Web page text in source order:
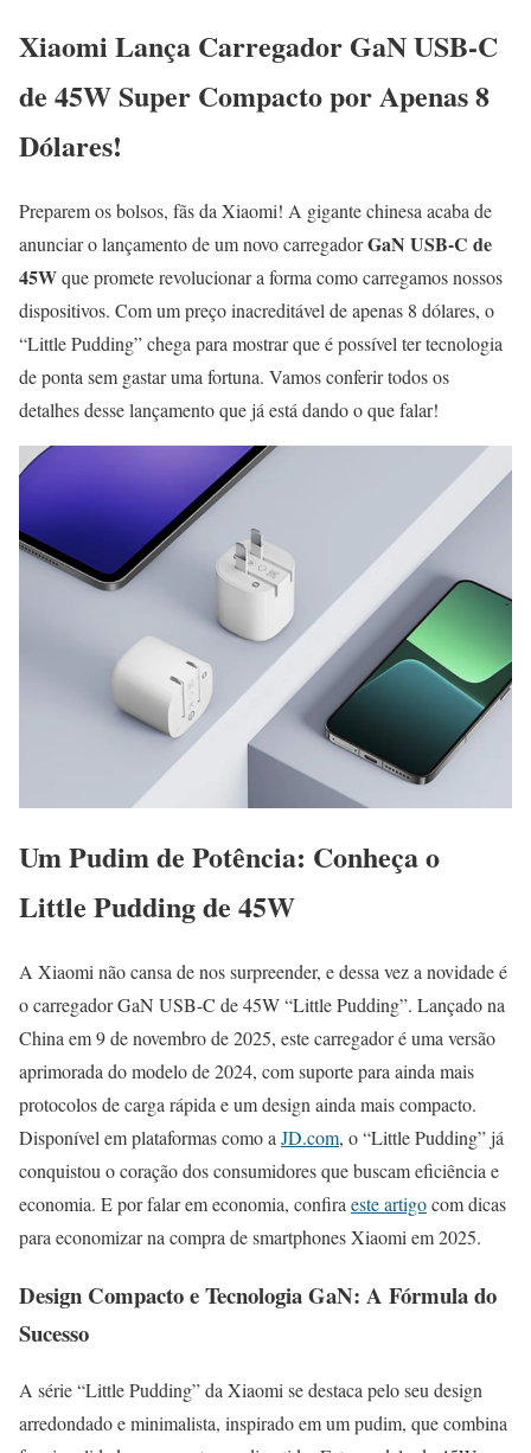
Xiaomi Lança Carregador GaN USB-C
de 45W Super Compacto por Apenas 8
Dólares!
Preparem os bolsos, fãs da Xiaomi! A gigante chinesa acaba de
anunciar o lançamento de um novo carregadorGaN USB-C de
45Wque promete revolucionar a forma como carregamos nossos
dispositivos. Com um preço inacreditável de apenas 8 dólares, o
“Little Pudding” chega para mostrar que é possível ter tecnologia
de ponta sem gastar uma fortuna. Vamos conferir todos os
detalhes desse lançamento que já está dando o que falar!
Um Pudim de Potência: Conheça o
Little Pudding de 45W
A Xiaomi não cansa de nos surpreender, e dessa vez a novidade é
o carregador GaN USB-C de 45W “Little Pudding”. Lançado na
China em 9 de novembro de 2025, este carregador é uma versão
aprimorada do modelo de 2024, com suporte para ainda mais
protocolos de carga rápida e um design ainda mais compacto.
Disponível em plataformas como a JD.com, o “Little Pudding” já
conquistou o coração dos consumidores que buscam eficiência e
economia. E por falar em economia, confira este artigocom dicas
para economizar na compra de smartphones Xiaomi em 2025.
Design Compacto e Tecnologia GaN: A Fórmula do
Sucesso
A série “Little Pudding” da Xiaomi se destaca pelo seu design
arredondado e minimalista, inspirado em um pudim, que combina